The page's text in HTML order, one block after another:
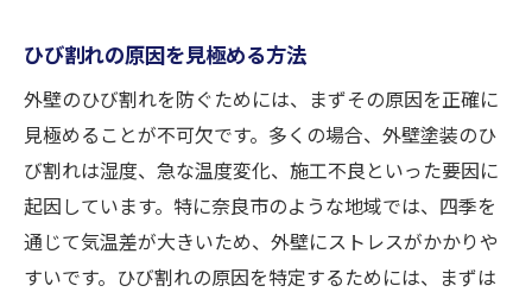
ひび割れの原因を見極める方法
外壁のひび割れを防ぐためには、まずその原因を正確に
見極めることが不可欠です。多くの場合、外壁塗装のひ
び割れは湿度、急な温度変化、施工不良といった要因に
起因しています。特に奈良市のような地域では、四季を
通じて気温差が大きいため、外壁にストレスがかかりや
すいです。ひび割れの原因を特定するためには、まずは